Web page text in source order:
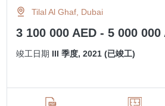
Tilal Al Ghaf, Dubai
3 100 000 AED - 5 000 000
竣工日期 III 季度, 2021 (已竣工)